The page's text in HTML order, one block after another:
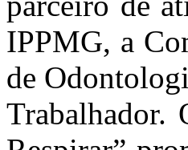
IPPMG, a
de
Trabalhador.